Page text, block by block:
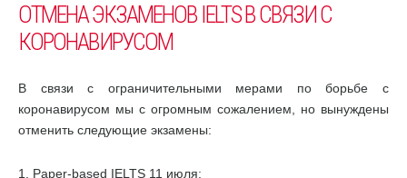
ОТМЕНА ЭКЗАМЕНОВ IELTS В СВЯЗИ С
КОРОНАВИРУСОМ
В связи с ограничительными мерами по борьбе с
коронавирусом мы с огромным сожалением, но вынуждены
отменить следующие экзамены:
1. Paper-based IELTS 11 июля: